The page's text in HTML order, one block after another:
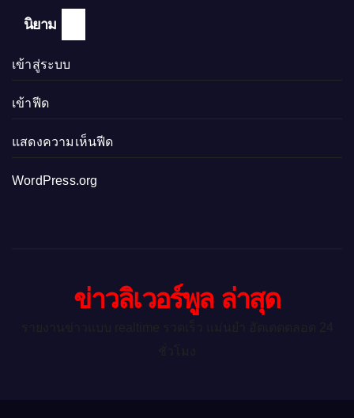
นิยาม
เข้าสู่ระบบ
เข้าฟีด
แสดงความเห็นฟีด
WordPress.org
ข่าวลิเวอร์พูล ล่าสุด